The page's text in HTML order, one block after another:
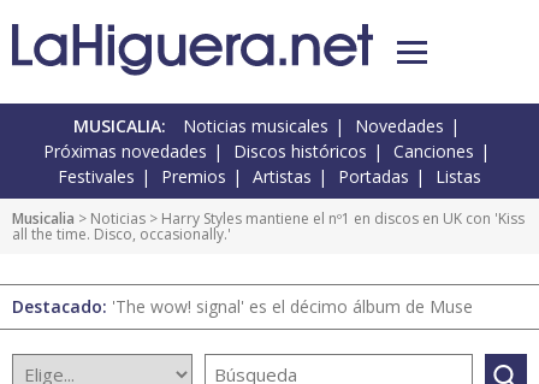
MUSICALIA: Noticias musicales
Novedades
Próximas novedades
Discos históricos
Canciones
Festivales
Premios Artistas Portadas Listas
Musicalia > Noticias > Harry Styles mantiene el nº1 en discos en UK con 'Kiss
all the time. Disco, occasionally.'
Destacado: 'The wow! signal' es el décimo álbum de Muse